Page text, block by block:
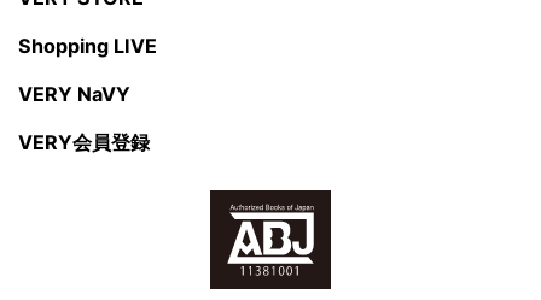
Shopping LIVE
VERY NaVY
VERY会員登録